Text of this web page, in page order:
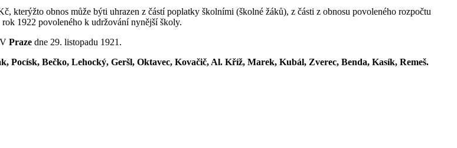
kterýžto obnos může býti uhrazen z částí poplatky školními (školné žáků), z části z obnosu povoleného rozpočtu
1922 povoleného k udržování nynější školy.
V Prazedne 29. listopadu 1921.
Bečko, Lehocký, Geršl, Oktavec, Kovačič, Al. Kříž, Marek, Kubál, Zverec, Benda, Kasík, Remeš.